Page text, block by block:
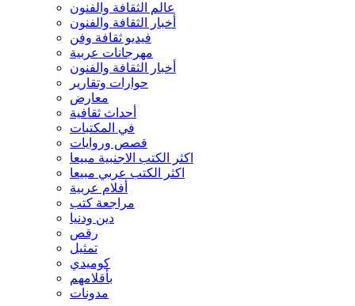
عالم الثقافة والفنون
أخبار الثقافة والفنون
فيديو ثقافة وفن
مهرجانات عربية
أخبار الثقافة والفنون
حوارات وتقارير
معارض
أحداث ثقافية
في المكتبات
قصص وروايات
اكثر الكتب الاجنبية مبيعا
اكثر الكتب عربي مبيعا
أفلام عربية
مراجعة كتب
دين ودنيا
رقص
تمثيل
كوميدي
بأقلامهم
مدونات